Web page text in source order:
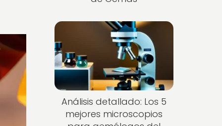
Análisis detallado: Los 5
mejores microscopios